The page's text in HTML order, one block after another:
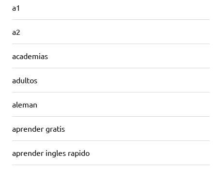
a1
a2
academias
adultos
aleman
aprender gratis
aprender ingles rapido